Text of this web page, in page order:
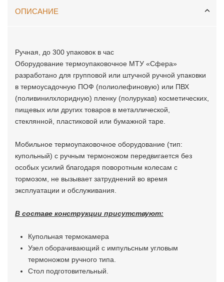
ОПИСАНИЕ
Ручная, до 300 упаковок в час
Оборудование термоупаковочное МТУ «Сфера»
разработано для групповой или штучной ручной упаковки
в термоусадочную ПОФ (полиолефиновую) или ПВХ
(поливинилхлоридную) пленку (полурукав) косметических,
пищевых или других товаров в металлической,
стеклянной, пластиковой или бумажной таре.
Мобильное термоупаковочное оборудование (тип:
купольный) с ручным термоножом передвигается без
особых усилий благодаря поворотным колесам с
тормозом, не вызывает затруднений во время
эксплуатации и обслуживания.
В составе конструкции присутствуют:
Купольная термокамера
Узел оборачивающий с импульсным угловым
термоножом ручного типа.
Стол подготовительный.